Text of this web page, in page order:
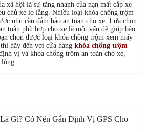
xã hội là sự tăng nhanh của nạn mất cắp xe
chủ xe lo lắng. Nhiều loại khóa chống trộm
nhu cầu đảm bảo an toàn cho xe. Lựa chọn
toàn phù hợp cho xe là một vấn đề giúp bảo
chọn được loại khóa chống trộm xem máy
hãy đến với cửa hàng khóa chống trộm
vị và khóa chống trộm an toàn cho xe,
lòng.
Gì? Có Nên Gắn Định Vị GPS Cho